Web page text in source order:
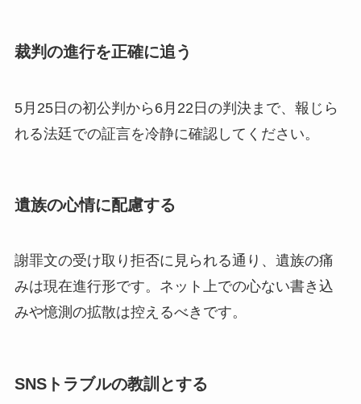
裁判の進行を正確に追う
5月25日の初公判から6月22日の判決まで、報じら
れる法廷での証言を冷静に確認してください。
遺族の心情に配慮する
謝罪文の受け取り拒否に見られる通り、遺族の痛
みは現在進行形です。ネット上での心ない書き込
みや憶測の拡散は控えるべきです。
SNSトラブルの教訓とする